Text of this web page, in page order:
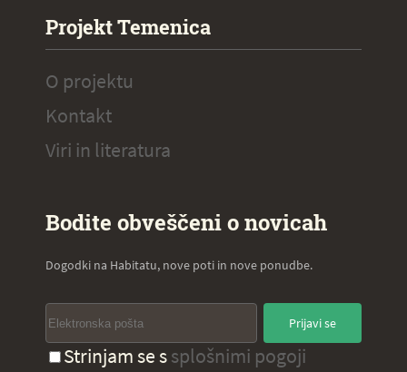
Projekt Temenica
O projektu
Kontakt
Viri in literatura
Bodite obveščeni o novicah
Dogodki na Habitatu, nove poti in nove ponudbe.
Prijavi se
Strinjam se ssplošnimi pogoji